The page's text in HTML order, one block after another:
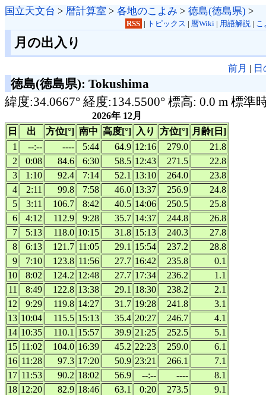
国立天文台 > 暦計算室 > 各地のこよみ > 徳島(徳島県) >
RSS | トピックス | 暦Wiki| 用語解説| こ
月の出入り
前月 |
徳島(徳島県): Tokushima
緯度:34.0667° 経度:134.5500° 標高: 0.0 m 標準
2026年 12月
日
出 方位[°] 南中 高度[°] 入り 方位[°] 月齢[日]
1
--:-- ---- 5:44 64.9 12:16 279.0
21.8
2
0:08 84.6 6:30 58.5 12:43 271.5
22.8
3
1:10 92.4 7:14 52.1 13:10 264.0
23.8
4
2:11 99.8 7:58 46.0 13:37 256.9
24.8
5
3:11 106.7 8:42 40.5 14:06 250.5
25.8
6
4:12 112.9 9:28 35.7 14:37 244.8
26.8
7
5:13 118.0 10:15 31.8 15:13 240.3
27.8
8
6:13 121.7 11:05 29.1 15:54 237.2
28.8
9
7:10 123.8 11:56 27.7 16:42 235.8
0.1
10
8:02 124.2 12:48 27.7 17:34 236.2
1.1
11
8:49 122.8 13:38 29.1 18:30 238.2
2.1
12
9:29 119.8 14:27 31.7 19:28 241.8
3.1
13 10:04 115.5 15:13 35.4 20:27 246.7
4.1
14 10:35 110.1 15:57 39.9 21:25 252.5
5.1
15 11:02 104.0 16:39 45.2 22:23 259.0
6.1
16 11:28 97.3 17:20 50.9 23:21 266.1
7.1
17 11:53 90.2 18:02 56.9 --:-- ----
8.1
18 12:20 82.9 18:46 63.1 0:20 273.5
9.1